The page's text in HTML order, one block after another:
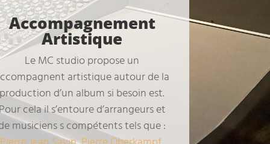
Accompagnement
Artistique
Le MC studio propose un
artistique autour de la
production d’un album si besoin est.
cela il s’entoure d’arrangeurs et
musiciens s compétents tels que :